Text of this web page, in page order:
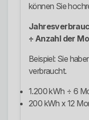
können Sie
÷ Anzahl der
Beispiel: Sie
verbraucht.
1.200 kWh ÷ 6
200 kWh x 12